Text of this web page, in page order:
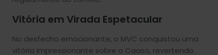
Vitória em Virada Espetacular
No desfecho emocionante, o MVC conquistou uma
vitória impressionante sobre o Caaso, revertendo